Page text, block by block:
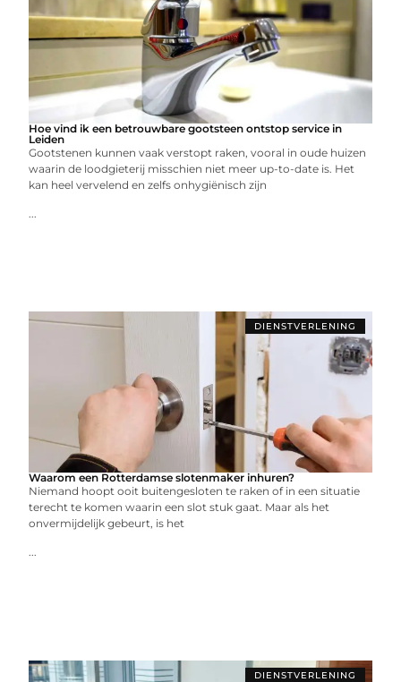
Hoe vind ik een betrouwbare gootsteen ontstop service in
Leiden
Gootstenen kunnen vaak verstopt raken, vooral in oude huizen
waarin de loodgieterij misschien niet meer up-to-date is. Het
kan heel vervelend en zelfs onhygiënisch zijn
...
DIENSTVERLENING
Waarom een Rotterdamse slotenmaker inhuren?
Niemand hoopt ooit buitengesloten te raken of in een situatie
terecht te komen waarin een slot stuk gaat. Maar als het
onvermijdelijk gebeurt, is het
...
DIENSTVERLENING